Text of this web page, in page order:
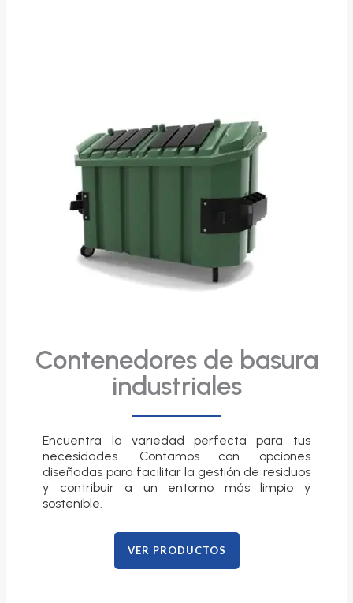
Contenedores de basura
industriales
Encuentra la variedad perfecta para tus
necesidades. Contamos con opciones
diseñadas para facilitar la gestión de residuos
y contribuir a un entorno más limpio y
sostenible.
VER PRODUCTOS